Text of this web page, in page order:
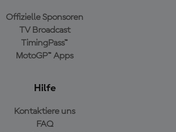
Offizielle Sponsoren
TV Broadcast
TimingPass™
MotoGP™ Apps
Hilfe
Kontaktiere uns
FAQ